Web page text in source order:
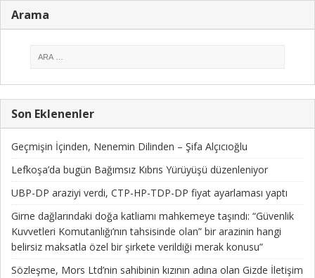
Arama
Son Eklenenler
Geçmişin İçinden, Nenemin Dilinden – Şifa Alçıcıoğlu
Lefkoşa’da bugün Bağımsız Kıbrıs Yürüyüşü düzenleniyor
UBP-DP araziyi verdi, CTP-HP-TDP-DP fiyat ayarlaması yaptı
Girne dağlarındaki doğa katliamı mahkemeye taşındı: “Güvenlik
Kuvvetleri Komutanlığı’nın tahsisinde olan” bir arazinin hangi
belirsiz maksatla özel bir şirkete verildiği merak konusu”
Sözleşme, Mors Ltd’nin sahibinin kızının adına olan Gizde İletişim